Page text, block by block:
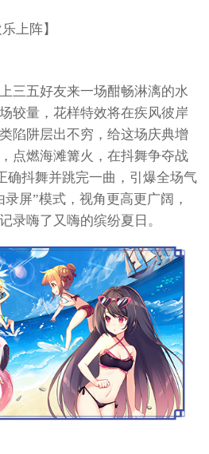
上阵】
三五好友来一场酣畅淋漓的水
较量，花样特效将在疾风彼岸
陷阱层出不穷，给这场庆典增
点燃海滩篝火，在抖舞争夺战
确抖舞并跳完一曲，引爆全场气
屏”模式，视角更高更广阔，
录嗨了又嗨的缤纷夏日。